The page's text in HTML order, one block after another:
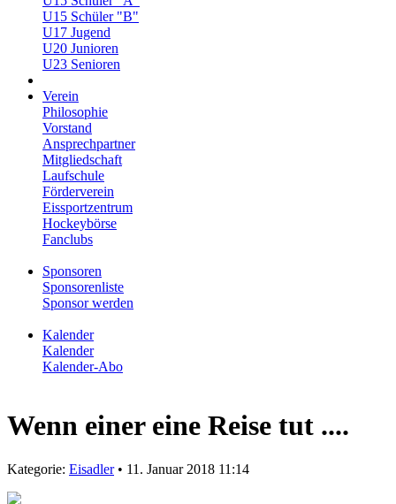
U15 Schüler "B"
U17 Jugend
U20 Junioren
U23 Senioren
Verein
Philosophie
Vorstand
Ansprechpartner
Mitgliedschaft
Laufschule
Förderverein
Eissportzentrum
Hockeybörse
Fanclubs
Sponsoren
Sponsorenliste
Sponsor werden
Kalender
Kalender
Kalender-Abo
Wenn einer eine Reise tut ....
Kategorie: Eisadler• 11. Januar 2018 11:14